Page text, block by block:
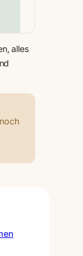
alles